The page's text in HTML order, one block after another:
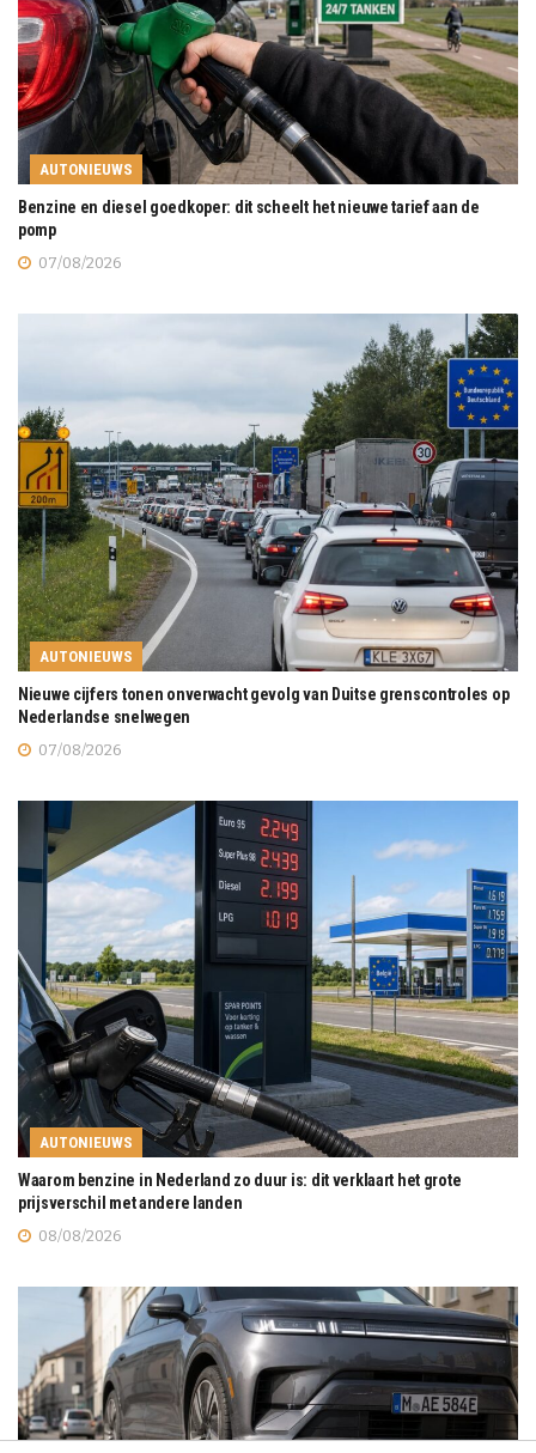
AUTONIEUWS
Benzine en diesel goedkoper: dit scheelt het nieuwe tarief aan de
pomp
07/08/2026
AUTONIEUWS
Nieuwe cijfers tonen onverwacht gevolg van Duitse grenscontroles op
Nederlandse snelwegen
07/08/2026
AUTONIEUWS
Waarom benzine in Nederland zo duur is: dit verklaart het grote
prijsverschil met andere landen
08/08/2026